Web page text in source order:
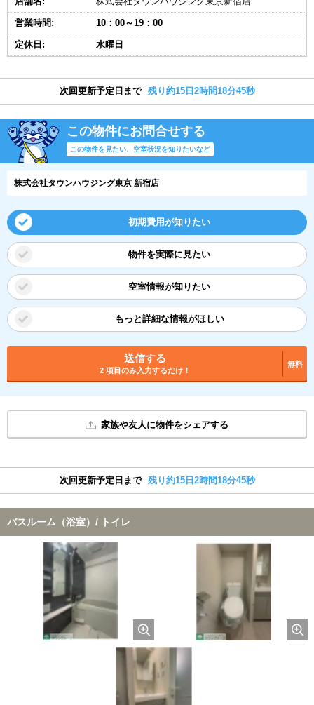
営業時間: 10：00～19：00
定休日: 水曜日
次回更新予定日まで 残り約15日2時間18分44秒
この物件にお問合せする
この物件を見たい、空室状況を知りたいなど
株式会社タウンハウジング東京 新宿店
初期費用が知りたい
物件を実際に見たい
空室情報が知りたい
もっと詳細な情報がほしい
送信する
2 項目のみ入力するだけ！
無料
家族や友人に物件をシェアする
次回更新予定日まで 残り約15日2時間18分44秒
バスルーム（浴室）/ トイレ